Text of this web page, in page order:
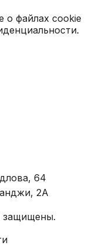
о файлах cookie
64
2А
защищены.